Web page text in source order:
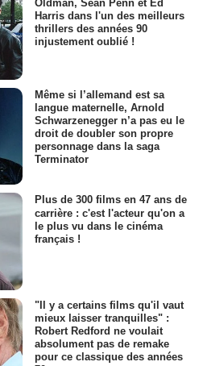
Oldman, Sean Penn et Ed
Harris dans l'un des meilleurs
thrillers des années 90
injustement oublié !
Même si l’allemand est sa
langue maternelle, Arnold
Schwarzenegger n’a pas eu le
droit de doubler son propre
personnage dans la saga
Terminator
Plus de 300 films en 47 ans de
carrière : c'est l'acteur qu'on a
le plus vu dans le cinéma
français !
"Il y a certains films qu'il vaut
mieux laisser tranquilles" :
Robert Redford ne voulait
absolument pas de remake
pour ce classique des années